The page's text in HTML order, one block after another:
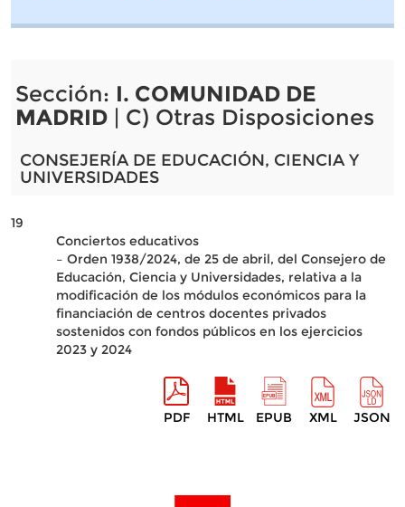
Sección: I. COMUNIDAD DE
MADRID| C) Otras Disposiciones
CONSEJERÍA DE EDUCACIÓN, CIENCIA Y
UNIVERSIDADES
19
Conciertos educativos
– Orden 1938/2024, de 25 de abril, del Consejero de
Educación, Ciencia y Universidades, relativa a la
modificación de los módulos económicos para la
financiación de centros docentes privados
sostenidos con fondos públicos en los ejercicios
2023 y 2024
PDF HTML EPUB XML JSON